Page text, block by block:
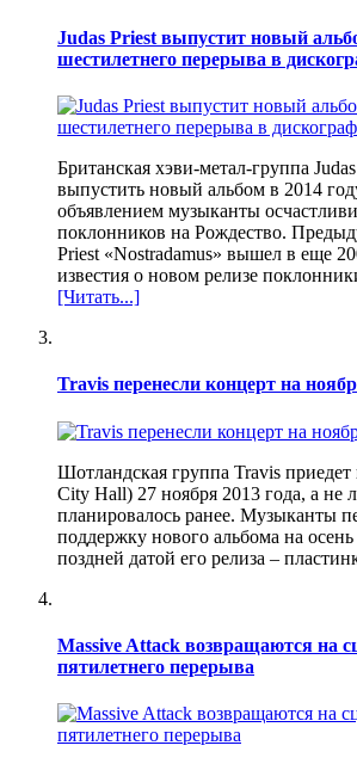
Judas Priest выпустит новый
шестилетнего перерыва в
Британская хэви-метал-группа
выпустить новый альбом в 2014
объявлением музыканты
поклонников на Рождество.
Priest «Nostradamus» вышел в еще
известия о новом релизе
[Читать...]
Travis перенесли концерт на
Шотландская группа Travis
City Hall) 27 ноября 2013 года, а не
планировалось ранее. Музыканты
поддержку нового альбома на осень
поздней датой его релиза –
Massive Attack возвращаются на
пятилетнего перерыва